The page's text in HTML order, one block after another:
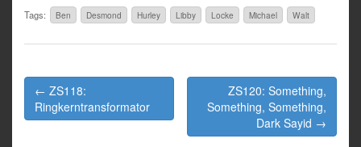
Tags: Ben Desmond Hurley Libby Locke Michael Walt
Post
navigation
← ZS118:
Ringkerntransformator
ZS120: Something,
Something, Something,
Dark Sayid →